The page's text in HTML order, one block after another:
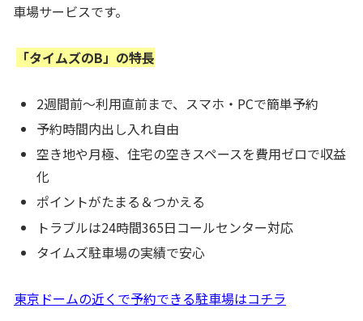
車場サービスです。
「タイムズのB」の特長
2週間前～利用直前まで、スマホ・PCで簡単予約
予約時間内出し入れ自由
空き地や月極、住宅の空きスペースを費用ゼロで収益
化
ポイントがたまる＆つかえる
トラブルは24時間365日コールセンター対応
タイムズ駐車場の実績で安心
東京ドームの近くで予約できる駐車場はコチラ